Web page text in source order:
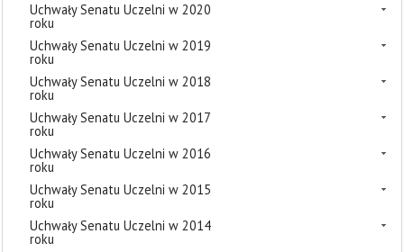
Uchwały Senatu Uczelni w 2020
roku
Uchwały Senatu Uczelni w 2019
roku
Uchwały Senatu Uczelni w 2018
roku
Uchwały Senatu Uczelni w 2017
roku
Uchwały Senatu Uczelni w 2016
roku
Uchwały Senatu Uczelni w 2015
roku
Uchwały Senatu Uczelni w 2014
roku